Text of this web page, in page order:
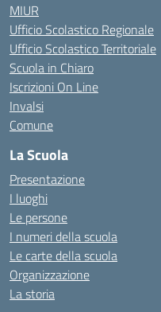
MIUR
Ufficio Scolastico Regionale
Ufficio Scolastico Territoriale
Scuola in Chiaro
Iscrizioni On Line
Invalsi
Comune
La Scuola
Presentazione
I luoghi
Le persone
I numeri della scuola
Le carte della scuola
Organizzazione
La storia